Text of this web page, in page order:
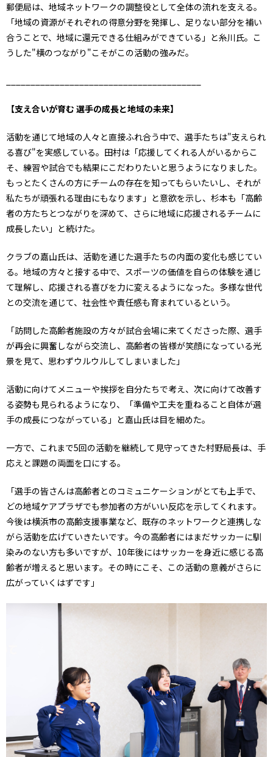
郵便局は、地域ネットワークの調整役として全体の流れを支える。
「地域の資源がそれぞれの得意分野を発揮し、足りない部分を補い
合うことで、地域に還元できる仕組みができている」と糸川氏。こ
うした"横のつながり"こそがこの活動の強みだ。
【支え合いが育む 選手の成長と地域の未来】
活動を通じて地域の人々と直接ふれ合う中で、選手たちは"支えられ
る喜び"を実感している。田村は「応援してくれる人がいるからこ
そ、練習や試合でも結果にこだわりたいと思うようになりました。
もっとたくさんの方にチームの存在を知ってもらいたいし、それが
私たちが頑張れる理由にもなります」と意欲を示し、杉本も「高齢
者の方たちとつながりを深めて、さらに地域に応援されるチームに
成長したい」と続けた。
クラブの嘉山氏は、活動を通じた選手たちの内面の変化も感じてい
る。地域の方々と接する中で、スポーツの価値を自らの体験を通じ
て理解し、応援される喜びを力に変えるようになった。多様な世代
との交流を通じて、社会性や責任感も育まれているという。
「訪問した高齢者施設の方々が試合会場に来てくださった際、選手
が再会に興奮しながら交流し、高齢者の皆様が笑顔になっている光
景を見て、思わずウルウルしてしまいました」
活動に向けてメニューや挨拶を自分たちで考え、次に向けて改善す
る姿勢も見られるようになり、「準備や工夫を重ねること自体が選
手の成長につながっている」と嘉山氏は目を細めた。
一方で、これまで5回の活動を継続して見守ってきた村野局長は、手
応えと課題の両面を口にする。
「選手の皆さんは高齢者とのコミュニケーションがとても上手で、
どの地域ケアプラザでも参加者の方がいい反応を示してくれます。
今後は横浜市の高齢支援事業など、既存のネットワークと連携しな
がら活動を広げていきたいです。今の高齢者にはまだサッカーに馴
染みのない方も多いですが、10年後にはサッカーを身近に感じる高
齢者が増えると思います。その時にこそ、この活動の意義がさらに
広がっていくはずです」